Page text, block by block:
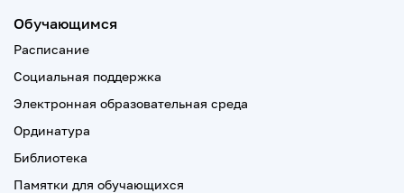
Обучающимся
Расписание
Социальная поддержка
Электронная образовательная среда
Ординатура
Библиотека
Памятки для обучающихся